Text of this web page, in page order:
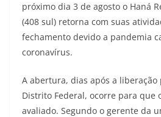
próximo dia 3 de agosto o Haná
(408 sul) retorna com suas
fechamento devido a pandemia
coronavírus.
A abertura, dias após a liberação
Distrito Federal, ocorre para que
avaliado. Segundo o gerente da